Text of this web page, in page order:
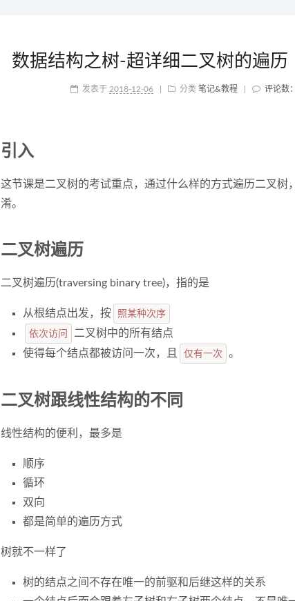
数据结构之树-超详细二叉树的遍
发表于 2018-12-06 分类 笔记&教程 评论数
引入
这节课是二叉树的考试重点，通过什么样的方式遍历二叉树
淆。
二叉树遍历
二叉树遍历(traversing binary tree)，指的是
从根结点出发，按
照某种次序
依次访问
二叉树中的所有结点
使得每个结点都被访问一次，且
仅有一次 。
二叉树跟线性结构的不同
线性结构的便利，最多是
顺序
循环
双向
都是简单的遍历方式
树就不一样了
树的结点之间不存在唯一的前驱和后继这样的关系